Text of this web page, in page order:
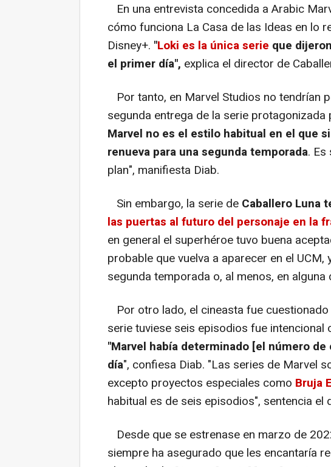
En una entrevista concedida a Arabic
cómo funciona La Casa de las Ideas en lo
Disney+. "Loki es la única serie que
el primer día", explica el director de
Por tanto, en Marvel Studios no tendrían
segunda entrega de la serie protagonizada
Marvel no es el estilo habitual en el que
renueva para una segunda temporada. Es
plan", manifiesta Diab.
Sin embargo, la serie de Caballero Luna
las puertas al futuro del personaje en la
en general el superhéroe tuvo buena
probable que vuelva a aparecer en el UCM,
segunda temporada o, al menos, en
Por otro lado, el cineasta fue
serie tuviese seis episodios fue intencional
"Marvel había determinado [el número
día", confiesa Diab. "Las series de Marvel
excepto proyectos especiales como Bruja
habitual es de seis episodios", sentencia el
Desde que se estrenase en marzo de
siempre ha asegurado que les encantaría